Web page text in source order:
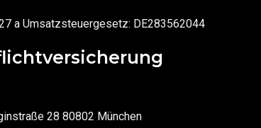
a Umsatzsteuergesetz: DE283562044
28 80802 München